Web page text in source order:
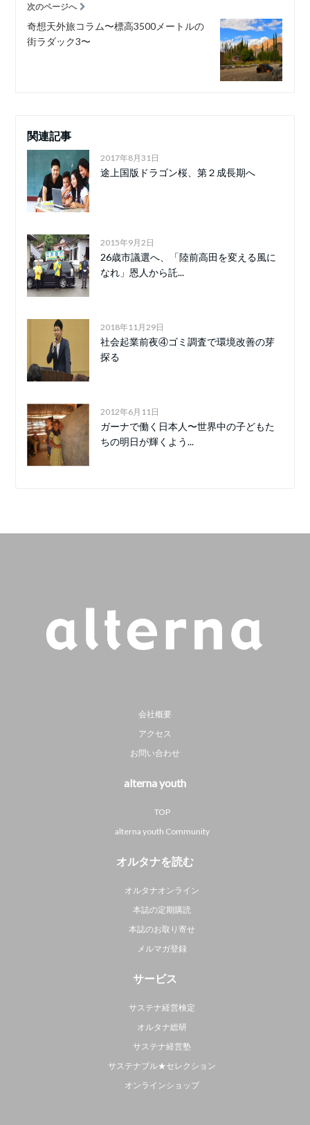
次のページへ
奇想天外旅コラム〜標高3500メートルの
街ラダック3〜
関連記事
2017年8月31日
途上国版ドラゴン桜、第２成長期へ
2015年9月2日
26歳市議選へ、「陸前高田を変える風に
なれ」恩人から託...
2018年11月29日
社会起業前夜④ゴミ調査で環境改善の芽
探る
2012年6月11日
ガーナで働く日本人〜世界中の子どもた
ちの明日が輝くよう...
会社概要
アクセス
お問い合わせ
alterna youth
TOP
alterna youth Community
オルタナを読む
オルタナオンライン
本誌の定期購読
本誌のお取り寄せ
メルマガ登録
サービス
サステナ経営検定
オルタナ総研
サステナ経営塾
サステナブル★セレクション
オンラインショップ